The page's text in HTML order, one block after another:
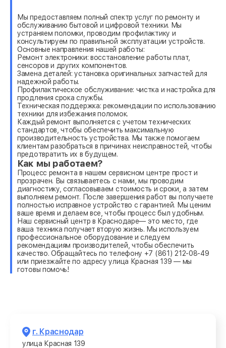
Мы предоставляем полный спектр услуг по ремонту и
обслуживанию бытовой и цифровой техники. Мы
устраняем поломки, проводим профилактику и
консультируем по правильной эксплуатации устройств.
Основные направления нашей работы:
Ремонт электроники: восстановление работы плат,
сенсоров и других компонентов.
Замена деталей: установка оригинальных запчастей для
надежной работы.
Профилактическое обслуживание: чистка и настройка для
продления срока службы.
Техническая поддержка: рекомендации по использованию
техники для избежания поломок.
Каждый ремонт выполняется с учетом технических
стандартов, чтобы обеспечить максимальную
производительность устройства. Мы также помогаем
клиентам разобраться в причинах неисправностей, чтобы
предотвратить их в будущем.
Как мы работаем?
Процесс ремонта в нашем сервисном центре прост и
прозрачен. Вы связываетесь с нами, мы проводим
диагностику, согласовываем стоимость и сроки, а затем
выполняем ремонт. После завершения работ вы получаете
полностью исправное устройство с гарантией. Мы ценим
ваше время и делаем все, чтобы процесс был удобным.
Наш сервисный центр в Краснодаре— это место, где
ваша техника получает вторую жизнь. Мы используем
профессиональное оборудование и следуем
рекомендациям производителей, чтобы обеспечить
качество. Обращайтесь по телефону +7 (861) 212-08-49
или приезжайте по адресу улица Красная 139 — мы
готовы помочь!
г. Краснодар
улица Красная 139